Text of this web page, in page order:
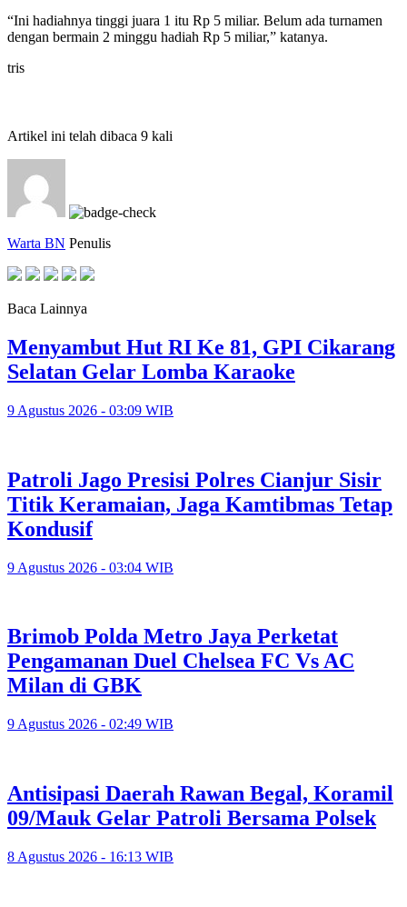
“Ini hadiahnya tinggi juara 1 itu Rp 5 miliar. Belum ada turnamen
dengan bermain 2 minggu hadiah Rp 5 miliar,” katanya.
tris
Artikel ini telah dibaca 9 kali
Warta BN Penulis
Baca Lainnya
Menyambut Hut RI Ke 81, GPI Cikarang
Selatan Gelar Lomba Karaoke
9 Agustus 2026 - 03:09 WIB
Patroli Jago Presisi Polres Cianjur Sisir
Titik Keramaian, Jaga Kamtibmas Tetap
Kondusif
9 Agustus 2026 - 03:04 WIB
Brimob Polda Metro Jaya Perketat
Pengamanan Duel Chelsea FC Vs AC
Milan di GBK
9 Agustus 2026 - 02:49 WIB
Antisipasi Daerah Rawan Begal, Koramil
09/Mauk Gelar Patroli Bersama Polsek
8 Agustus 2026 - 16:13 WIB